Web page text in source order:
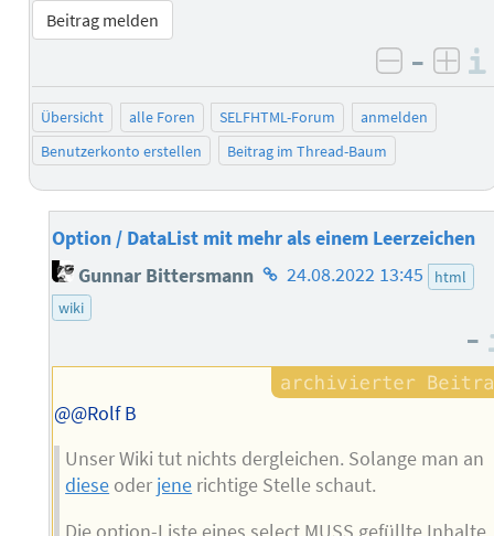
Beitrag melden
negativ
–
Übersicht alle Foren SELFHTML-Forum
anmelden
Benutzerkonto erstellen
Beitrag im Thread-Baum
Option / DataList mit mehr als einem Leerzeichen
Gunnar Bittersmann Homepage
24.08.2022 13:45
html
wiki
–
@@Rolf B
Unser Wiki tut nichts dergleichen. Solange man an
diese oder jene richtige Stelle schaut.